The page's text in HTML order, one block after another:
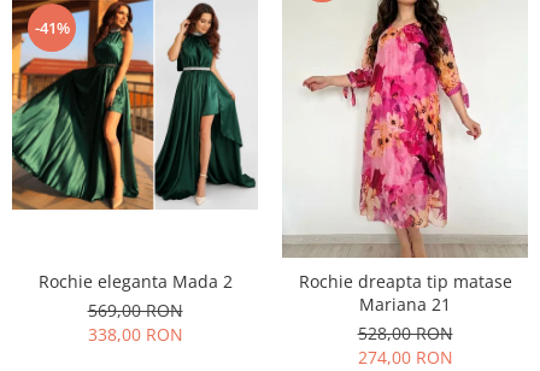
-41%
Rochie eleganta Mada 2
569,00 RON
338,00 RON
Rochie dreapta tip matase
Mariana 21
528,00 RON
274,00 RON